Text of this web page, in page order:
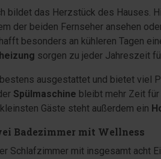
bildet das Herzstück des Hauses.
der beiden Fernseher ansehen
besonders an kühleren Tagen
sorgen zu jeder Jahreszeit
ausgestattet und bietet viel
Spülmaschine bleibt mehr Zeit
Gäste steht außerdem ein
Badezimmer mit Wellness
Schlafzimmer mit insgesamt acht